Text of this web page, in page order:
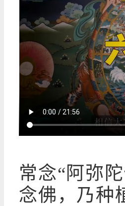
常念“阿弥
念佛，乃种